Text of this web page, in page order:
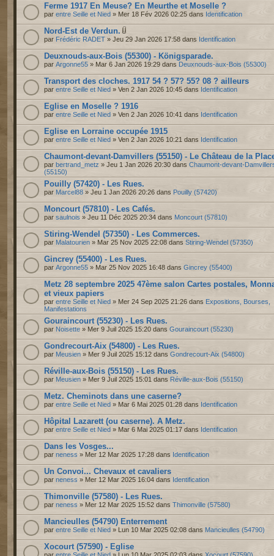
Ferme 1917 En Meuse? En Meurthe et Moselle ?
par entre Seille et Nied » Mer 18 Fév 2026 02:25 dans Identification
Nord-Est de Verdun.
par Frédéric RADET » Jeu 29 Jan 2026 17:58 dans Identification
Deuxnouds-aux-Bois (55300) - Königsparade.
par Argonne55 » Mar 6 Jan 2026 19:29 dans Deuxnouds-aux-Bois (55300)
Transport des cloches. 1917 54 ? 57? 55? 08 ? ailleurs
par entre Seille et Nied » Ven 2 Jan 2026 10:45 dans Identification
Eglise en Moselle ? 1916
par entre Seille et Nied » Ven 2 Jan 2026 10:41 dans Identification
Eglise en Lorraine occupée 1915
par entre Seille et Nied » Ven 2 Jan 2026 10:21 dans Identification
Chaumont-devant-Damvillers (55150) - Le Château de la
par bertrand_metz » Jeu 1 Jan 2026 20:30 dans Chaumont-devant-
(55150)
Pouilly (57420) - Les Rues.
par Marcel88 » Jeu 1 Jan 2026 20:26 dans Pouilly (57420)
Moncourt (57810) - Les Cafés.
par saulnois » Jeu 11 Déc 2025 20:34 dans Moncourt (57810)
Stiring-Wendel (57350) - Les Commerces.
par Malatourien » Mar 25 Nov 2025 22:08 dans Stiring-Wendel (57350)
Gincrey (55400) - Les Rues.
par Argonne55 » Mar 25 Nov 2025 16:48 dans Gincrey (55400)
Metz 28 septembre 2025 47ème salon Cartes postales,
et vieux papiers
par entre Seille et Nied » Mer 24 Sep 2025 21:26 dans Expositions, Bourses,
Manifestations
Gouraincourt (55230) - Les Rues.
par Noisette » Mer 9 Juil 2025 15:20 dans Gouraincourt (55230)
Gondrecourt-Aix (54800) - Les Rues.
par Meusien » Mer 9 Juil 2025 15:12 dans Gondrecourt-Aix (54800)
Réville-aux-Bois (55150) - Les Rues.
par Meusien » Mer 9 Juil 2025 15:01 dans Réville-aux-Bois (55150)
Metz. Cheminots dans une caserne?
par entre Seille et Nied » Mar 6 Mai 2025 01:28 dans Identification
Hôpital Lazarett (ou caserne). A Metz.
par entre Seille et Nied » Mar 6 Mai 2025 01:17 dans Identification
Dans les Vosges...
par neness » Mer 12 Mar 2025 17:28 dans Identification
Un Convoi... Chevaux et cavaliers
par neness » Mer 12 Mar 2025 16:04 dans Identification
Thimonville (57580) - Les Rues.
par neness » Mer 12 Mar 2025 15:52 dans Thimonville (57580)
Mancieulles (54790) Enterrement
par entre Seille et Nied » Lun 10 Mar 2025 02:08 dans Mancieulles (54790)
Xocourt (57590) - Eglise
par entre Seille et Nied » Lun 10 Mar 2025 02:03 dans Xocourt (57590)